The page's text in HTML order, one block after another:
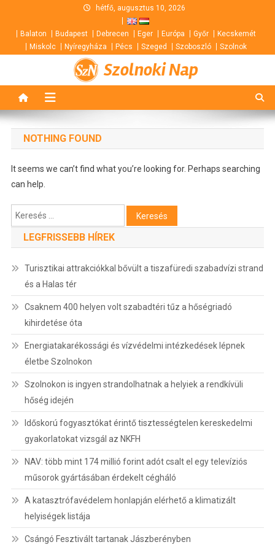
content
hétfő, augusztus 10, 2026
Balaton Budapest Debrecen Eger Európa Győr
Kecskemét
Miskolc
Nyíregyháza Pécs Szeged Szoboszló Szolnok
Szolnoki Nap
NOTHING FOUND
It seems we can’t find what you’re looking for. Perhaps searching
can help.
Keresés:
LEGFRISSEBB HÍREK
Turisztikai attrakciókkal bővült a tiszafüredi szabadvízi strand
és a Halas tér
Csaknem 400 helyen volt szabadtéri tűz a hőségriadó
kihirdetése óta
Energiatakarékossági és vízvédelmi intézkedések lépnek
életbe Szolnokon
Szolnokon is ingyen strandolhatnak a helyiek a rendkívüli
hőség idején
Időskorú fogyasztókat érintő tisztességtelen kereskedelmi
gyakorlatokat vizsgál az NKFH
NAV: több mint 174 millió forint adót csalt el egy televíziós
műsorok gyártásában érdekelt cégháló
A katasztrófavédelem honlapján elérhető a klimatizált
helyiségek listája
Csángó Fesztivált tartanak Jászberényben